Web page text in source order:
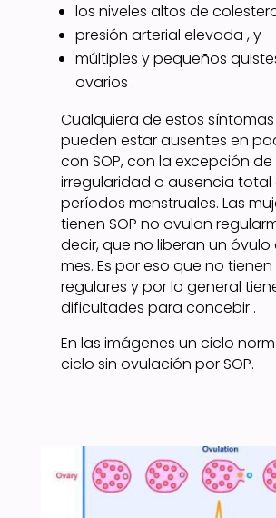
los niveles altos de
presión arterial elevada , y
múltiples y pequeños
ovarios .
Cualquiera de estos
pueden estar ausentes en
con SOP, con la excepción de
irregularidad o ausencia total
períodos menstruales. Las
tienen SOP no ovulan
decir, que no liberan un
mes. Es por eso que no
regulares y por lo general
dificultades para concebir .
En las imágenes un ciclo
ciclo sin ovulación por SOP.